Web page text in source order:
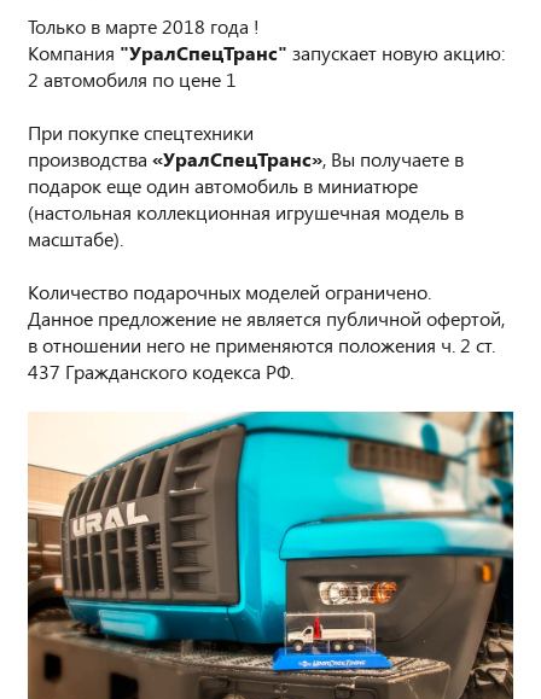
Только в марте 2018 года !
Компания "УралСпецТранс" запускает новую акцию:
2 автомобиля по цене 1
При покупке спецтехники
производства «УралСпецТранс», Вы получаете в
подарок еще один автомобиль в миниатюре
(настольная коллекционная игрушечная модель в
масштабе).
Количество подарочных моделей ограничено.
Данное предложение не является публичной офертой,
в отношении него не применяются положения ч. 2 ст.
437 Гражданского кодекса РФ.